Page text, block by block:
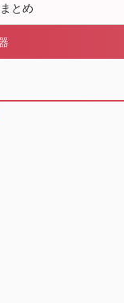
とめ